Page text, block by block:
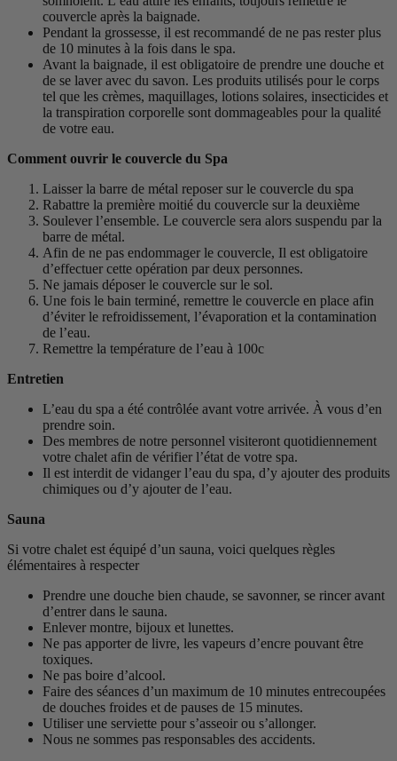
couvercle après la baignade.
Pendant la grossesse, il est recommandé de ne pas rester plus
de 10 minutes à la fois dans le spa.
Avant la baignade, il est obligatoire de prendre une douche et
de se laver avec du savon. Les produits utilisés pour le corps
tel que les crèmes, maquillages, lotions solaires, insecticides et
la transpiration corporelle sont dommageables pour la qualité
de votre eau.
Comment ouvrir le couvercle du Spa
Laisser la barre de métal reposer sur le couvercle du spa
Rabattre la première moitié du couvercle sur la deuxième
Soulever l’ensemble. Le couvercle sera alors suspendu par la
barre de métal.
Afin de ne pas endommager le couvercle, Il est obligatoire
d’effectuer cette opération par deux personnes.
Ne jamais déposer le couvercle sur le sol.
Une fois le bain terminé, remettre le couvercle en place afin
d’éviter le refroidissement, l’évaporation et la contamination
de l’eau.
Remettre la température de l’eau à 100c
Entretien
L’eau du spa a été contrôlée avant votre arrivée. À vous d’en
prendre soin.
Des membres de notre personnel visiteront quotidiennement
votre chalet afin de vérifier l’état de votre spa.
Il est interdit de vidanger l’eau du spa, d’y ajouter des produits
chimiques ou d’y ajouter de l’eau.
Sauna
Si votre chalet est équipé d’un sauna, voici quelques règles
élémentaires à respecter
Prendre une douche bien chaude, se savonner, se rincer avant
d’entrer dans le sauna.
Enlever montre, bijoux et lunettes.
Ne pas apporter de livre, les vapeurs d’encre pouvant être
toxiques.
Ne pas boire d’alcool.
Faire des séances d’un maximum de 10 minutes entrecoupées
de douches froides et de pauses de 15 minutes.
Utiliser une serviette pour s’asseoir ou s’allonger.
Nous ne sommes pas responsables des accidents.